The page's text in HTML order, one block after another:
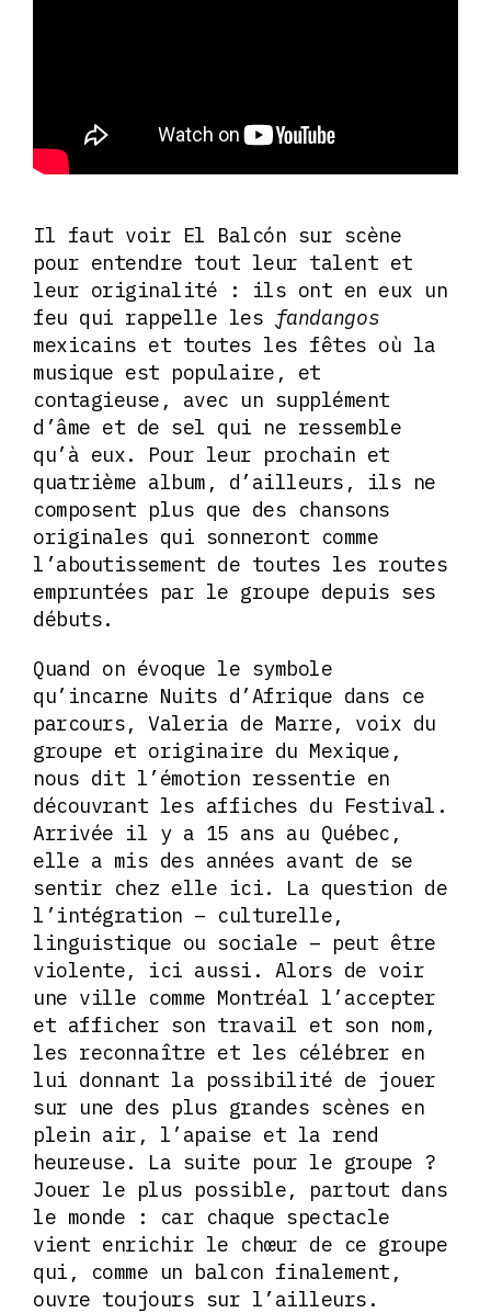
Il faut voir El Balcón sur scène
pour entendre tout leur talent et
leur originalité : ils ont en eux un
feu qui rappelle les fandangos
mexicains et toutes les fêtes où la
musique est populaire, et
contagieuse, avec un supplément
d’âme et de sel qui ne ressemble
qu’à eux. Pour leur prochain et
quatrième album, d’ailleurs, ils ne
composent plus que des chansons
originales qui sonneront comme
l’aboutissement de toutes les routes
empruntées par le groupe depuis ses
débuts.
Quand on évoque le symbole
qu’incarne Nuits d’Afrique dans ce
parcours, Valeria de Marre, voix du
groupe et originaire du Mexique,
nous dit l’émotion ressentie en
découvrant les affiches du Festival.
Arrivée il y a 15 ans au Québec,
elle a mis des années avant de se
sentir chez elle ici. La question de
l’intégration – culturelle,
linguistique ou sociale – peut être
violente, ici aussi. Alors de voir
une ville comme Montréal l’accepter
et afficher son travail et son nom,
les reconnaître et les célébrer en
lui donnant la possibilité de jouer
sur une des plus grandes scènes en
plein air, l’apaise et la rend
heureuse. La suite pour le groupe ?
Jouer le plus possible, partout dans
le monde : car chaque spectacle
vient enrichir le chœur de ce groupe
qui, comme un balcon finalement,
ouvre toujours sur l’ailleurs.